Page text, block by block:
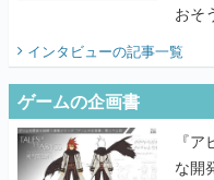
おそ
インタビューの記事一覧
ゲームの企画書
『
な開